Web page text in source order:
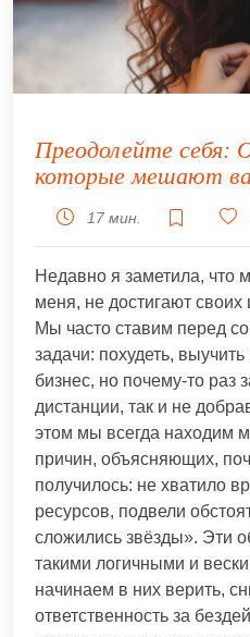
Преодолейте себя:
которые мешают
17 мин.
Недавно я заметила, что
меня, не достигают своих
Мы часто ставим перед
задачи: похудеть,
бизнес, но почему-то раз
дистанции, так и не
этом мы всегда находим
причин, объясняющих,
получилось: не хватило
ресурсов, подвели
сложились звёзды». Эти
такими логичными и
начинаем в них верить,
ответственность за